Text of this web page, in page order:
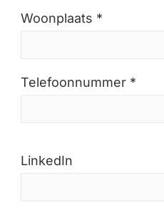
Woonplaats *
Telefoonnummer *
LinkedIn